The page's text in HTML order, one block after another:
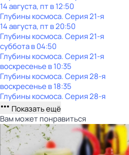
14 августа, пт в 12:50
Глубины космоса. Серия 21-я
14 августа, пт в 20:50
Глубины космоса. Серия 21-я
субботав04:50
Глубины космоса. Серия 21-я
воскресенье в10:35
Глубины космоса. Серия 28-я
воскресенье в18:35
Глубины космоса. Серия 28-я
Показать ещё
Вам может понравиться